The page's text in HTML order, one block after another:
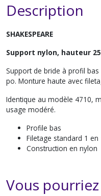
Description
SHAKESPEARE
Support nylon, hauteur
Support de bride à profil
po. Monture haute avec
Identique au modèle 4710, m
usage modéré.
Profile bas
Filetage standard 1 en
Construction en nylon
Vous